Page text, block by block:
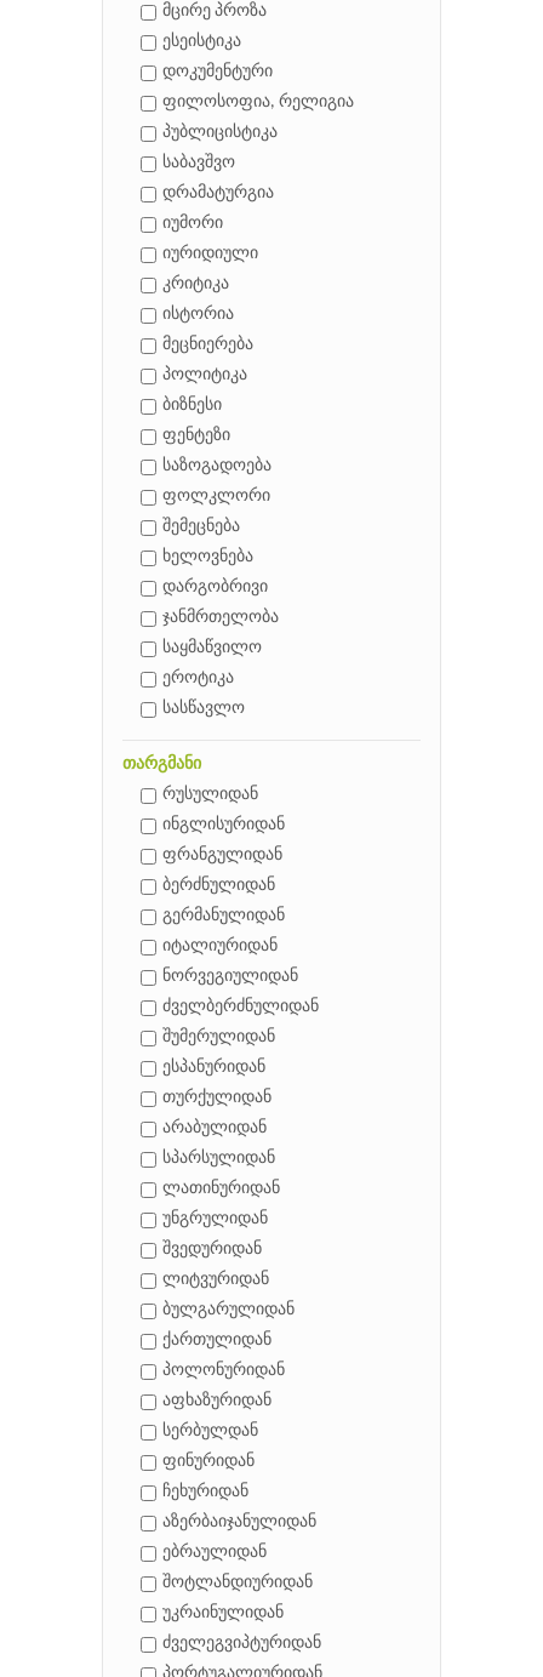
მცირე პროზა
ესეისტიკა
დოკუმენტური
ფილოსოფია, რელიგია
პუბლიცისტიკა
საბავშვო
დრამატურგია
იუმორი
იურიდიული
კრიტიკა
ისტორია
მეცნიერება
პოლიტიკა
ბიზნესი
ფენტეზი
საზოგადოება
ფოლკლორი
შემეცნება
ხელოვნება
დარგობრივი
ჯანმრთელობა
საყმაწვილო
ეროტიკა
სასწავლო
თარგმანი
რუსულიდან
ინგლისურიდან
ფრანგულიდან
ბერძნულიდან
გერმანულიდან
იტალიურიდან
ნორვეგიულიდან
ძველბერძნულიდან
შუმერულიდან
ესპანურიდან
თურქულიდან
არაბულიდან
სპარსულიდან
ლათინურიდან
უნგრულიდან
შვედურიდან
ლიტვურიდან
ბულგარულიდან
ქართულიდან
პოლონურიდან
აფხაზურიდან
სერბულდან
ფინურიდან
ჩეხურიდან
აზერბაიჯანულიდან
ებრაულიდან
შოტლანდიურიდან
უკრაინულიდან
ძველეგვიპტურიდან